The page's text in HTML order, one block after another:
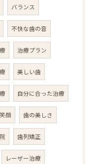
バランス
不快な歯の音
治療プラン
美しい歯
自分に合った治療
笑顔 歯の美しさ
歯列矯正
レーザー治療